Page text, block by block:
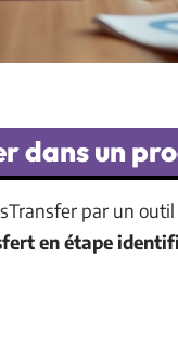
dans un
par un
en étape